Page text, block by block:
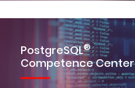
PostgreSQL®
Competence Center